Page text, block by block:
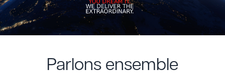
Parlons ensemble